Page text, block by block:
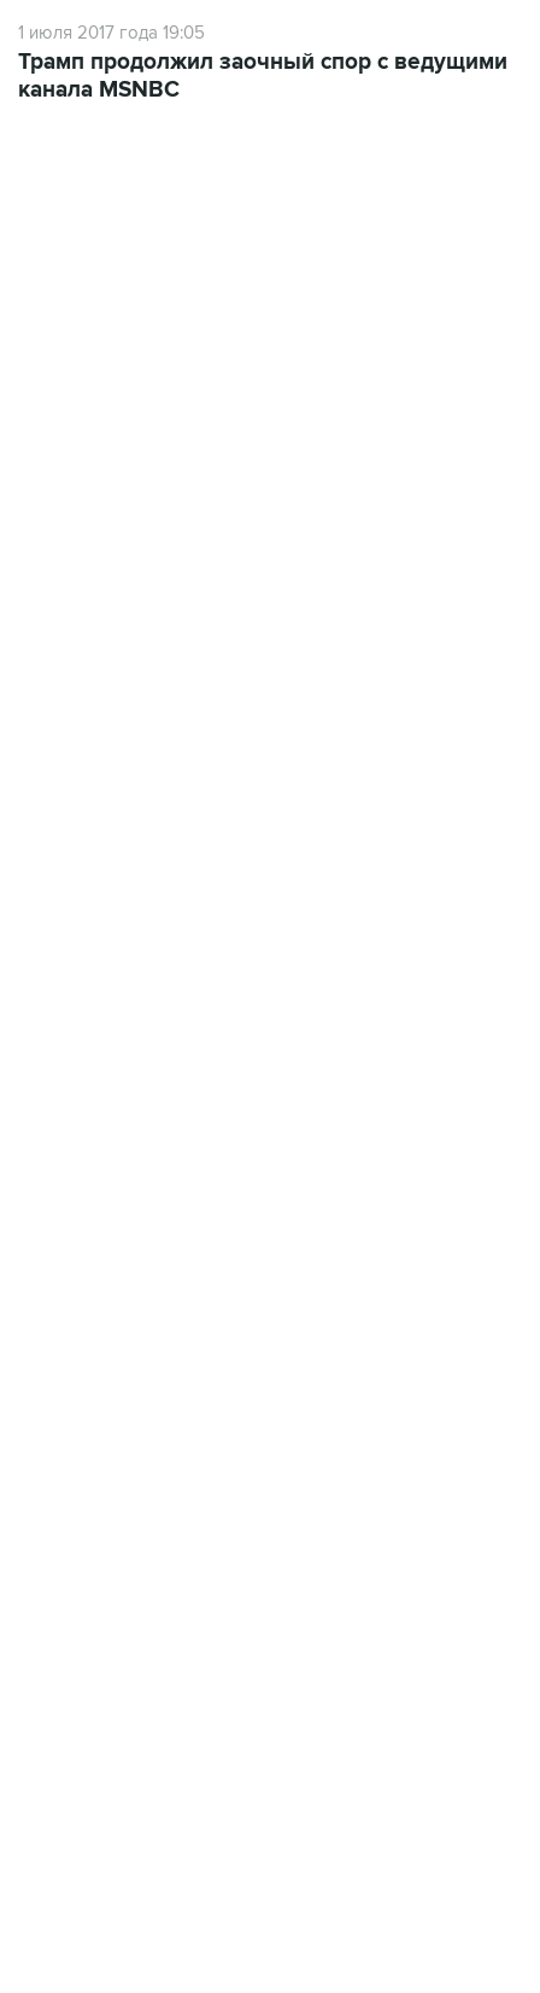
канала MSNBC